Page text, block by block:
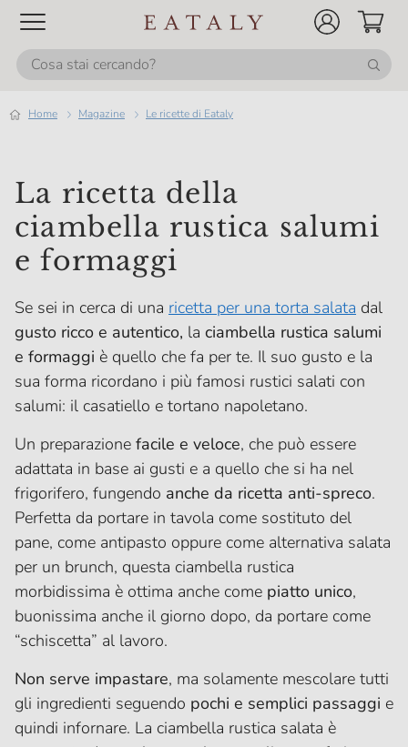
Home magazine Le ricette di Eataly
La ricetta della
ciambella rustica salumi
e formaggi
Se sei in cerca di una ricetta per una torta salata dal
gusto ricco e autentico, la ciambella rustica salumi
e formaggi è quello che fa per te. Il suo gusto e la
sua forma ricordano i più famosi rustici salati con
salumi: il casatiello e tortano napoletano.
Un preparazione facile e veloce, che può essere
adattata in base ai gusti e a quello che si ha nel
frigorifero, fungendo anche da ricetta anti-spreco.
Perfetta da portare in tavola come sostituto del
pane, come antipasto oppure come alternativa salata
per un brunch, questa ciambella rustica
morbidissima è ottima anche come piatto unico,
buonissima anche il giorno dopo, da portare come
“schiscetta” al lavoro.
Non serve impastare, ma solamente mescolare tutti
gli ingredienti seguendo pochi e semplici passaggi e
quindi infornare. La ciambella rustica salata è